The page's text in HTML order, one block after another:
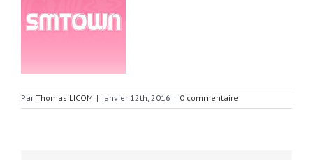
Par Thomas LICOM | janvier 12th, 2016 | 0 commentaire